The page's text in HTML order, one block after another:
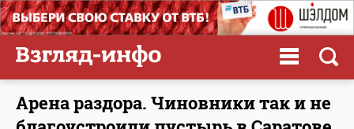
Арена раздора. Чиновники так и не